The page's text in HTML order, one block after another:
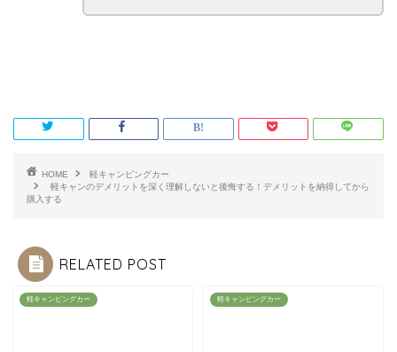
HOME
軽キャンピングカー
軽キャンのデメリットを深く理解しないと後悔する！デメリットを納得してから
購入する
RELATED POST
軽キャンピングカー 軽キャンピングカー